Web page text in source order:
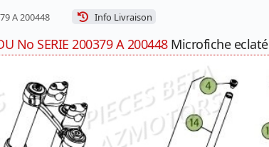
A 200448 Info Livraison
No SERIE 200379 A 200448Microfiche